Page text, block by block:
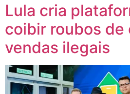
Lula cria
coibir roubos de
vendas ilegais